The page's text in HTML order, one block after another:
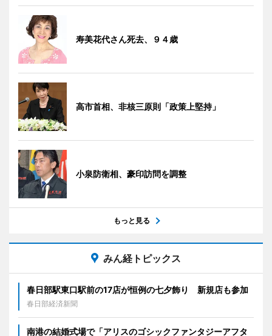
寿美花代さん死去、９４歳
高市首相、非核三原則「政策上堅持」
小泉防衛相、豪印訪問を調整
もっと見る
みん経トピックス
春日部駅東口駅前の17店が恒例の七夕飾り 新規店も参加
春日部経済新聞
南港の結婚式場で「アリスのゴシックファンタジーアフタ